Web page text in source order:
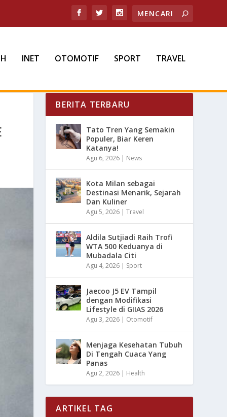
INET OTOMOTIF SPORT TRAVEL
BERITA TERBARU
Tato Tren Yang Semakin
Populer, Biar Keren
Katanya!
Agu 6, 2026 | News
Kota Milan sebagai
Destinasi Menarik, Sejarah
Dan Kuliner
Agu 5, 2026 |Travel
Aldila Sutjiadi Raih Trofi
WTA 500 Keduanya di
Mubadala Citi
Agu 4, 2026 | Sport
Jaecoo J5 EV Tampil
dengan Modifikasi
Lifestyle di GIIAS 2026
Agu 3, 2026 | Otomotif
Menjaga Kesehatan Tubuh
Di Tengah Cuaca Yang
Panas
Agu 2, 2026 | Health
ARTIKEL TAG